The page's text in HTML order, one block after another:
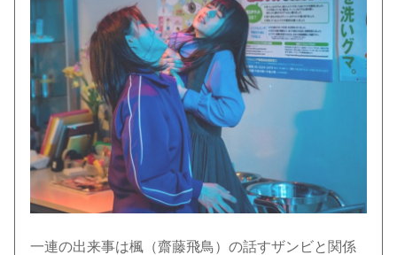
一連の出来事は楓（齋藤飛鳥）の話すザンビと関係